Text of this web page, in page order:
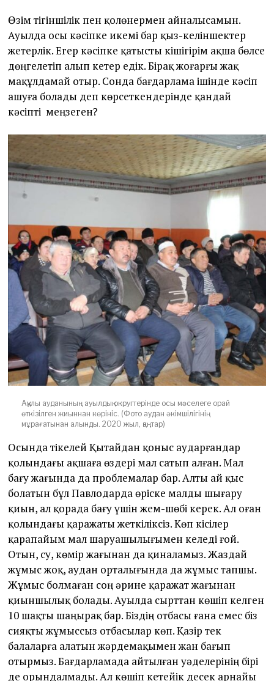
Өзім тігіншілік пен қолөнермен айналысамын.
Ауылда осы кәсіпке икемі бар қыз-келіншектер
жетерлік. Егер кәсіпке қатысты кішігірім ақша бөлсе
дөңгелетіп алып кетер едік. Бірақ жоғарғы жақ
мақұлдамай отыр. Сонда бағдарлама ішінде кәсіп
ашуға болады деп көрсеткендерінде қандай
кәсіпті меңзеген?
Аққулы ауданының ауылдық округтерінде осы мәселеге орай
өткізілген жиыннан көрініс. (Фото аудан әкімшілігінің
мұрағатынан алынды. 2020 жыл, қаңтар)
Осында тікелей Қытайдан қоныс аударғандар
қолындағы ақшаға өздері мал сатып алған. Мал
бағу жағында да проблемалар бар. Алты ай қыс
болатын бұл Павлодарда өріске малды шығару
қиын, ал қорада бағу үшін жем-шөбі керек. Ал оған
қолындағы қаражаты жеткіліксіз. Көп кісілер
қарапайым мал шаруашылығымен келеді ғой.
Отын, су, көмір жағынан да қиналамыз. Жаздай
жұмыс жоқ, аудан орталығында да жұмыс тапшы.
Жұмыс болмаған соң әрине қаражат жағынан
қиыншылық болады. Ауылда сырттан көшіп келген
10 шақты шаңырақ бар. Біздің отбасы ғана емес біз
сияқты жұмыссыз отбасылар көп. Қазір тек
балаларға алатын жәрдемақымен жан бағып
отырмыз. Бағдарламада айтылған уәделерінің бірі
де орындалмады. Ал көшіп кетейік десек арнайы